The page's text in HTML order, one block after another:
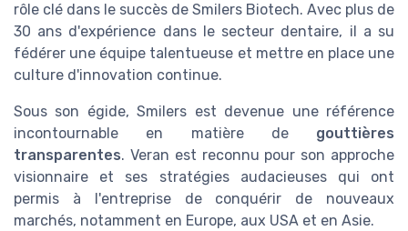
rôle clé dans le succès de Smilers Biotech. Avec plus de
30 ans d'expérience dans le secteur dentaire, il a su
fédérer une équipe talentueuse et mettre en place une
culture d'innovation continue.
Sous son égide, Smilers est devenue une référence
incontournable en matière de gouttières
transparentes. Veran est reconnu pour son approche
visionnaire et ses stratégies audacieuses qui ont
permis à l'entreprise de conquérir de nouveaux
marchés, notamment en Europe, aux USA et en Asie.